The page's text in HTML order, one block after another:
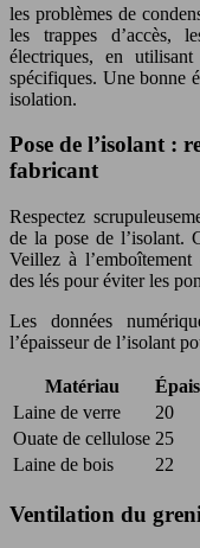
les problèmes de
les trappes d’accès,
électriques, en
spécifiques. Une bonne
isolation.
Pose de l’isolant :
fabricant
Respectez
de la pose de l’isolant.
Veillez à
des lés pour éviter les
Les données
l’épaisseur de l’isolant
Matériau
Laine de verre
20
Ouate de cellulose 25
Laine de bois
22
Ventilation du